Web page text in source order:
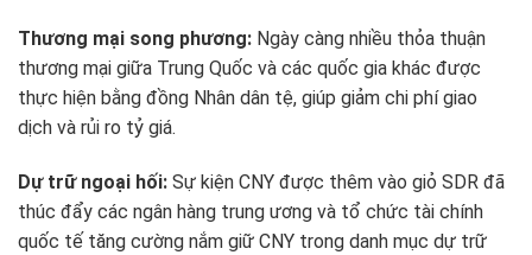
Thương mại song phương: Ngày càng nhiều thỏa thuận
thương mại giữa Trung Quốc và các quốc gia khác được
thực hiện bằng đồng Nhân dân tệ, giúp giảm chi phí giao
dịch và rủi ro tỷ giá.
Dự trữ ngoại hối: Sự kiện CNY được thêm vào giỏ SDR đã
thúc đẩy các ngân hàng trung ương và tổ chức tài chính
quốc tế tăng cường nắm giữ CNY trong danh mục dự trữ